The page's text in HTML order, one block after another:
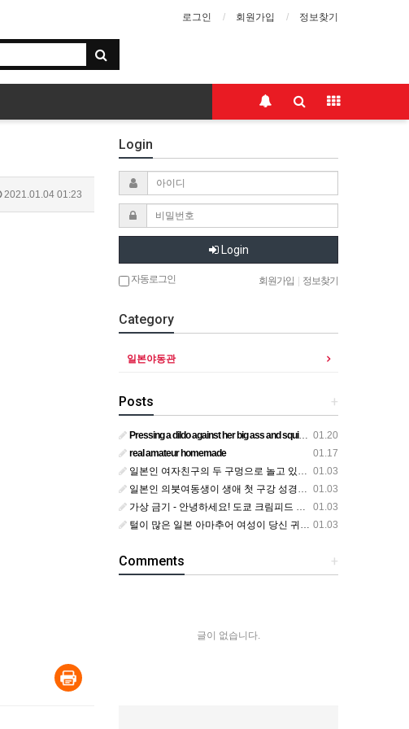
로그인 회원가입 정보찾기
2021.01.04 01:23
Login
Login
자동로그인 회원가입 정보찾기
Category
일본야동관
+
Posts
01.20
Pressing a dildo against her big ass and squirting from below
01.17
real amateur homemade
01.03
일본인 여자친구의 두 구멍으로 놀고 있어요
01.03
일본인 의붓여동생이 생애 첫 구강 성경험을 공개하다
01.03
가상 금기 - 안녕하세요! 도쿄 크림피드 시엘에서
01.03
털이 많은 일본 아마추어 여성이 당신 귀에 대고 신음하며 자위합니다. 그녀가 오르가즘에 도달하는 모습을 보세요?
+
Comments
글이 없습니다.